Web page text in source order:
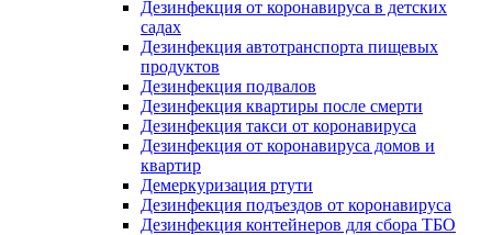
Дезинфекция от коронавируса в детских
садах
Дезинфекция автотранспорта пищевых
продуктов
Дезинфекция подвалов
Дезинфекция квартиры после смерти
Дезинфекция такси от коронавируса
Дезинфекция от коронавируса домов и
квартир
Демеркуризация ртути
Дезинфекция подъездов от коронавируса
Дезинфекция контейнеров для сбора ТБО